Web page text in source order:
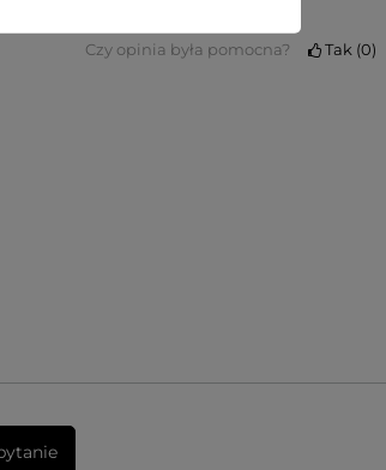
Czy opinia była pomocna? Tak 0